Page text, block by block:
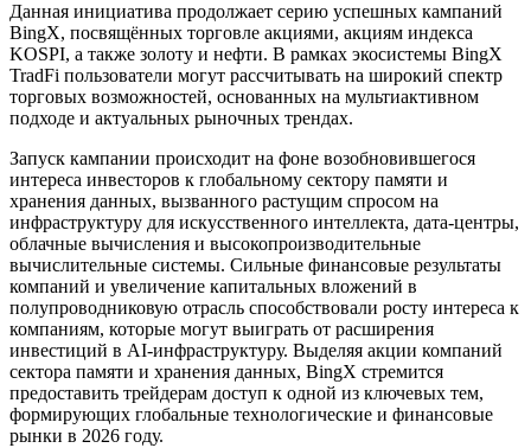
Данная инициатива продолжает серию успешных кампаний
BingX, посвящённых торговле акциями, акциям индекса
KOSPI, а также золоту и нефти. В рамках экосистемы BingX
TradFi пользователи могут рассчитывать на широкий спектр
торговых возможностей, основанных на мультиактивном
подходе и актуальных рыночных трендах.
Запуск кампании происходит на фоне возобновившегося
интереса инвесторов к глобальному сектору памяти и
хранения данных, вызванного растущим спросом на
инфраструктуру для искусственного интеллекта, дата-центры,
облачные вычисления и высокопроизводительные
вычислительные системы. Сильные финансовые результаты
компаний и увеличение капитальных вложений в
полупроводниковую отрасль способствовали росту интереса к
компаниям, которые могут выиграть от расширения
инвестиций в AI-инфраструктуру. Выделяя акции компаний
сектора памяти и хранения данных, BingX стремится
предоставить трейдерам доступ к одной из ключевых тем,
формирующих глобальные технологические и финансовые
рынки в 2026 году.